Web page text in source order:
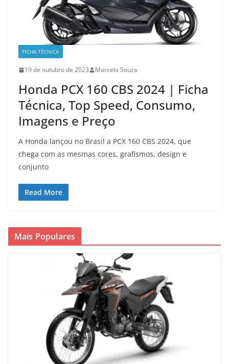
FICHA TÉCNICA
19 de outubro de 2023 Marcelo Souza
Honda PCX 160 CBS 2024 | Ficha
Técnica, Top Speed, Consumo,
Imagens e Preço
A Honda lançou no Brasil a PCX 160 CBS 2024, que
chega com as mesmas cores, grafismos, design e
conjunto
Read More
Mais Populares